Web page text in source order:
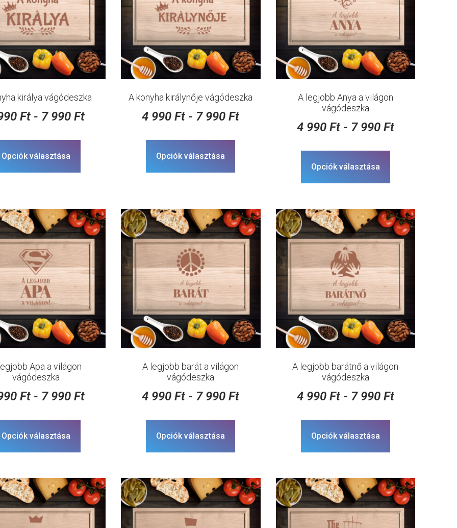
királya vágódeszka
Ft - 7 990Ft
Opciók választása
A konyha királynője vágódeszka
4 990Ft - 7 990Ft
Opciók választása
A legjobb Anya a világon
vágódeszka
4 990 Ft- 7 990 Ft
Opciók választása
Apa a világon
vágódeszka
Ft - 7 990Ft
Opciók választása
A legjobb barát a világon
vágódeszka
4 990Ft - 7 990Ft
Opciók választása
A legjobb barátnő a világon
vágódeszka
4 990 Ft- 7 990 Ft
Opciók választása